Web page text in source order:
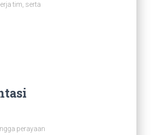
tim, serta
perayaan